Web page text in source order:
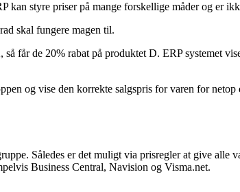
styre priser på mange forskellige måder og er
skal fungere magen til.
får de 20% rabat på produktet D. ERP systemet
og vise den korrekte salgspris for varen for
Således er det muligt via prisregler at give alle
Business Central, Navision og Visma.net.